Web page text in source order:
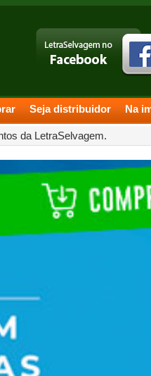
Seja distribuidor Na
da LetraSelvagem.